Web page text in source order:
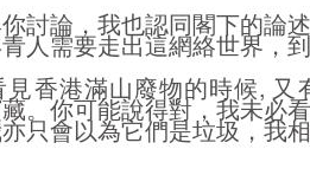
討論，我也認同閣下的論
人需要走出這網絡世界，
香港滿山廢物的時候, 又
。你可能說得對，我未必
只會以為它們是垃圾，我